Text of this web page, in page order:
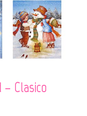
Clasico